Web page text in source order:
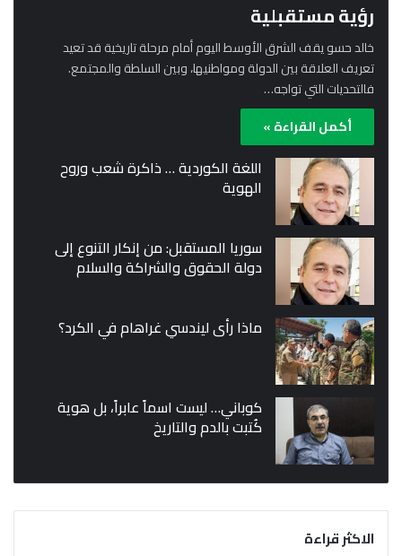
رؤية مستقبلية
خالد حسو يقف الشرق الأوسط اليوم أمام مرحلة تاريخية قد تعيد
تعريف العلاقة بين الدولة ومواطنيها، وبين السلطة والمجتمع.
فالتحديات التي تواجه…
أكمل القراءة »
اللغة الكوردية … ذاكرة شعب وروح
الهوية
سوريا المستقبل: من إنكار التنوع إلى
دولة الحقوق والشراكة والسلام
ماذا رأى ليندسي غراهام في الكرد؟
كوباني… ليست اسماً عابراً، بل هوية
كُتبت بالدم والتاريخ
الاكثر قراءة